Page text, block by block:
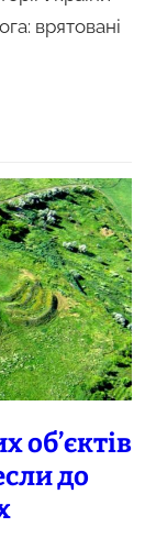
врятовані
об’єктів
до